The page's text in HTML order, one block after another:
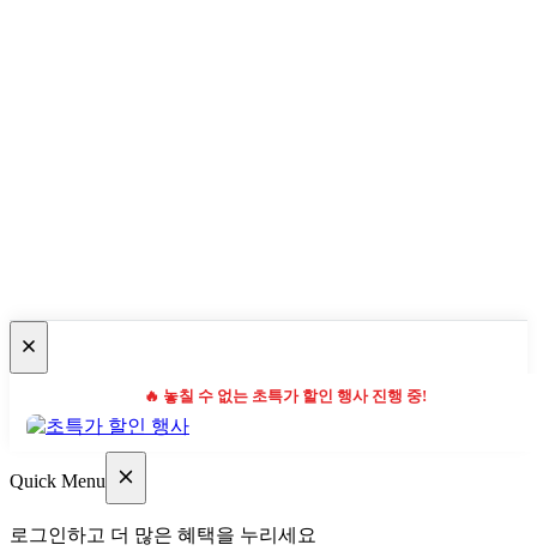
🔥 놓칠 수 없는 초특가 할인 행사 진행 중!
Quick Menu
로그인하고 더 많은 혜택을 누리세요